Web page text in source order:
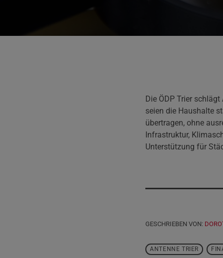
Die ÖDP Trier
seien die Haushalte
übertragen, ohne
Infrastruktur,
Unterstützung für
GESCHRIEBEN VON:
ANTENNE TRIER